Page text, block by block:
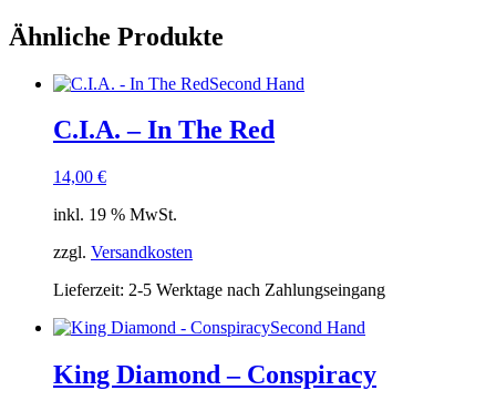
Ähnliche Produkte
Second Hand
C.I.A. – In The Red
14,00 €
inkl. 19 % MwSt.
zzgl. Versandkosten
Lieferzeit: 2-5 Werktage nach Zahlungseingang
Second Hand
King Diamond – Conspiracy